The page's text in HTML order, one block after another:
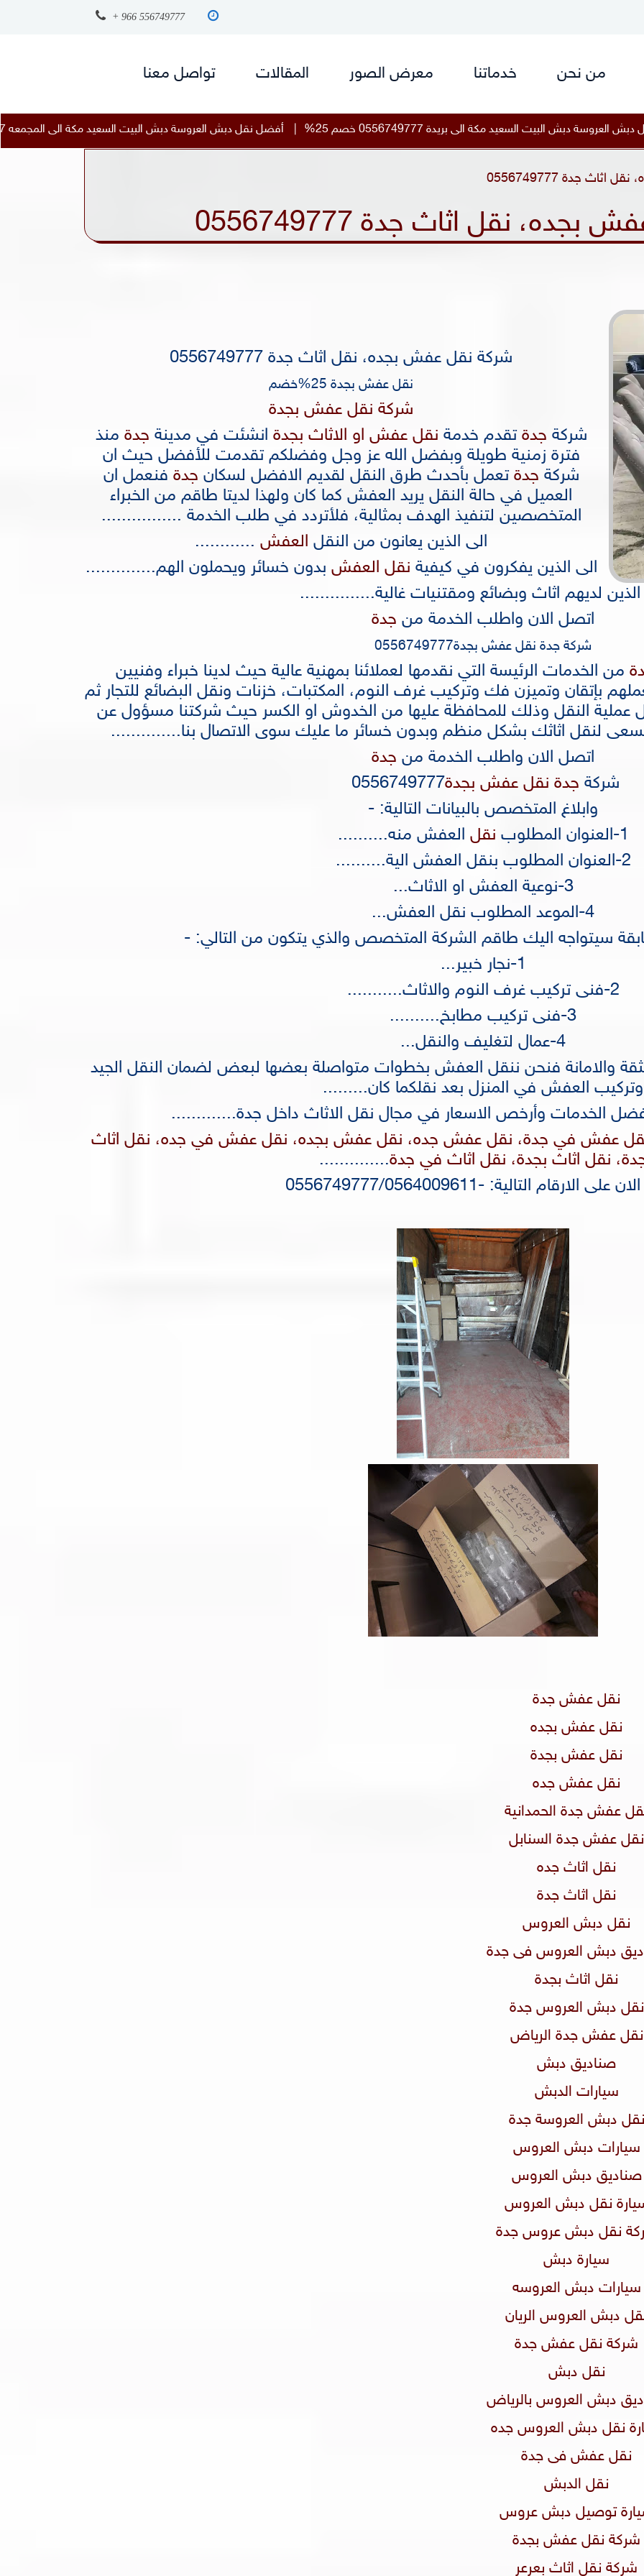
+ 966 556749777
من نحن خدماتنا معرض الصور المقالات تواصل معنا
0556749777 خصم 25% | أفضل نقل دبش العروسة دبش البيت السعيد مكة الى المجمعه 0556749777 خصم 25 % |
جدة 0556749777
نقل اثاث جدة 0556749777
شركة نقل عفش بجده، نقل اثاث جدة 0556749777
نقل عفش بجدة 25%خضم
شركة نقل عفش بجدة
شركة جدة تقدم خدمة نقل عفش او الاثاث بجدة انشئت في مدينة جدة منذ
فترة زمنية طويلة وبفضل الله عز وجل وفضلكم تقدمت للأفضل حيث ان
شركة جدة تعمل بأحدث طرق النقل لقديم الافضل لسكان جدة فنعمل ان
العميل في حالة النقل يريد العفش كما كان ولهذا لديتا طاقم من الخبراء
المتخصصين لتنفيذ الهدف بمثالية، فلأتردد في طلب الخدمة ................
الى الذين يعانون من النقل العفش ............
الى الذين يفكرون في كيفية نقل العفش بدون خسائر ويحملون الهم..............
الذين لديهم اثاث وبضائع ومقتنيات غالية...............
اتصل الان واطلب الخدمة من جدة
شركة جدة نقل عفش بجدة0556749777
من الخدمات الرئيسة التي نقدمها لعملائنا بمهنية عالية حيث لدينا خبراء وفنيين
بإتقان وتميزن فك وتركيب غرف النوم، المكتبات، خزنات ونقل البضائع للتجار ثم
عملية النقل وذلك للمحافظة عليها من الخدوش او الكسر حيث شركتنا مسؤول عن
تسعى لنقل اثاثك بشكل منظم وبدون خسائر ما عليك سوى الاتصال بنا..............
اتصل الان واطلب الخدمة من جدة
شركة جدة نقل عفش بجدة0556749777
وابلاغ المتخصص بالبيانات التالية: -
1-العنوان المطلوب
نقل العفش منه..........
2-العنوان المطلوب بنقل العفش الية..........
3-نوعية العفش او الاثاث...
4-الموعد المطلوب نقل العفش...
سيتواجه اليك طاقم الشركة المتخصص والذي يتكون من التالي: -
1-نجار خبير...
2-فنى تركيب غرف النوم والاثاث...........
3-فنى تركيب مطابخ..........
4-عمال لتغليف والنقل...
والامانة فنحن ننقل العفش بخطوات متواصلة بعضها لبعض لضمان النقل الجيد
وتركيب العفش في المنزل بعد نقلكما كان.........
أفضل الخدمات وأرخص الاسعار في مجال نقل الاثاث داخل جدة.............
عفش في جدة، نقل عفش جده، نقل عفش بجده، نقل عفش في جده، نقل اثاث
نقل اثاث بجدة، نقل اثاث في جدة..............
الارقام التالية: -0556749777/0564009611
نقل عفش جدة
نقل عفش بجده
نقل عفش بجدة
نقل عفش جده
نقل عفش جدة الحمدانية
نقل عفش جدة السنابل
نقل اثاث جده
نقل اثاث جدة
نقل دبش العروس
دبش العروس فى جدة
نقل اثاث بجدة
نقل دبش العروس جدة
نقل عفش جدة الرياض
صناديق دبش
سيارات الدبش
نقل دبش العروسة جدة
سيارات دبش العروس
صناديق دبش العروس
سيارة نقل دبش العروس
نقل دبش عروس جدة
سيارة دبش
سيارات دبش العروسه
نقل دبش العروس الريان
شركة نقل عفش جدة
نقل دبش
دبش العروس بالرياض
نقل دبش العروس جده
نقل عفش فى جدة
نقل الدبش
سيارة توصيل دبش عروس
شركة نقل عفش بجدة
شركة نقل اثاث بعرعر